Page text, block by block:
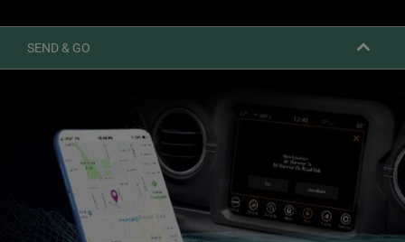
SEND & GO